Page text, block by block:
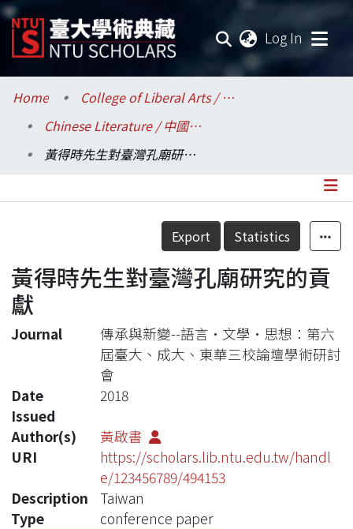
Log In
Communities & Collections
Research Outputs
Statistics
Home
College of Liberal Arts / 文學院
Chinese Literature / 中國文學系
黃得時先生對臺灣孔廟研究的貢獻
Details
Export Statistics
黃得時先生對臺灣孔廟研究的貢
獻
Journal
傳承與新變--語言•文學•思想：第六
屆臺大、成大、東華三校論壇學術研討
會
Date
Issued
2018
Author(s)
黃啟書
URI
https://scholars.lib.ntu.edu.tw/handl
e/123456789/494153
Description
Taiwan
Type
conference paper